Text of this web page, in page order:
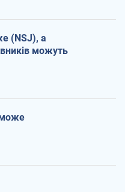
(NSJ), а
можуть
може